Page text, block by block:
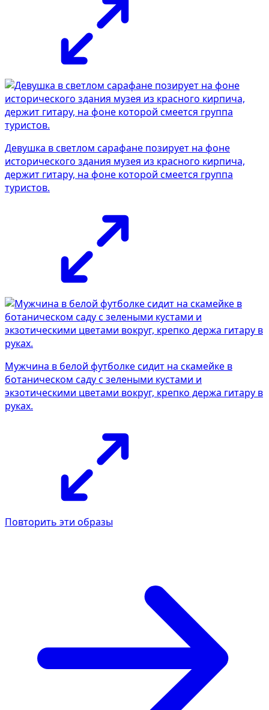
Девушка в светлом сарафане позирует на фоне
исторического здания музея из красного кирпича,
держит гитару, на фоне которой смеется группа
туристов.
Мужчина в белой футболке сидит на скамейке в
ботаническом саду с зелеными кустами и
экзотическими цветами вокруг, крепко держа гитару в
руках.
Повторить эти образы